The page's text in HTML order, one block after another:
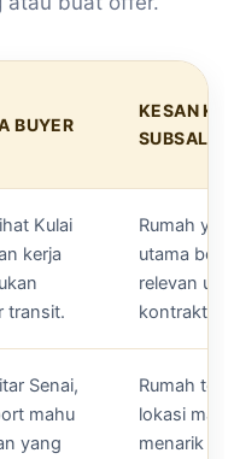
BUYER
KESAN
SUBSALE
Kulai
kerja
transit.
Rumah
utama
relevan
kontraktor
Senai,
mahu
yang
Rumah
lokasi
menarik